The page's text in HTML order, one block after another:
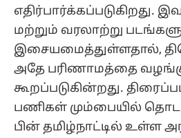
எதிர்பார்க்கப்படுகிறது.
மற்றும் வரலாற்று
இசையமைத்துள்ளதால்,
அதே பரிணாமத்தை
கூறப்படுகின்றது.
பணிகள் மும்பையில்
பின் தமிழ்நாட்டில் உள்ள